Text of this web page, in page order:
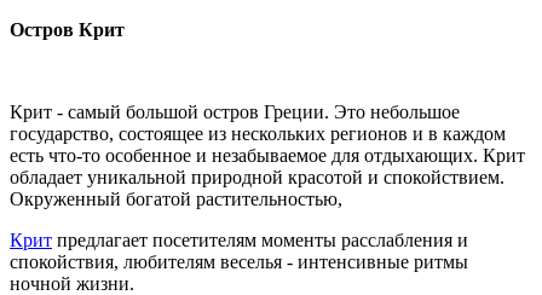
Остров Крит
Крит - самый большой остров Греции. Это небольшое
государство, состоящее из нескольких регионов и в каждом
есть что-то особенное и незабываемое для отдыхающих. Крит
обладает уникальной природной красотой и спокойствием.
Окруженный богатой растительностью,
Крит предлагает посетителям моменты расслабления и
спокойствия, любителям веселья - интенсивные ритмы
ночной жизни.